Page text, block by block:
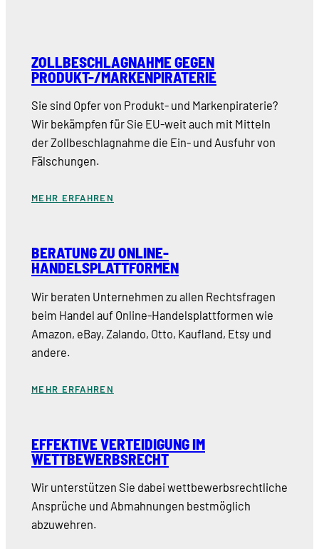
ZOLLBESCHLAGNAHME GEGEN
PRODUKT-/MARKENPIRATERIE
Sie sind Opfer von Produkt- und Markenpiraterie?
Wir bekämpfen für Sie EU-weit auch mit Mitteln
der Zollbeschlagnahme die Ein- und Ausfuhr von
Fälschungen.
MEHR ERFAHREN
BERATUNG ZU ONLINE-
HANDELSPLATTFORMEN
Wir beraten Unternehmen zu allen Rechtsfragen
beim Handel auf Online-Handelsplattformen wie
Amazon, eBay, Zalando, Otto, Kaufland, Etsy und
andere.
MEHR ERFAHREN
EFFEKTIVE VERTEIDIGUNG IM
WETTBEWERBSRECHT
Wir unterstützen Sie dabei wettbewerbsrechtliche
Ansprüche und Abmahnungen bestmöglich
abzuwehren.